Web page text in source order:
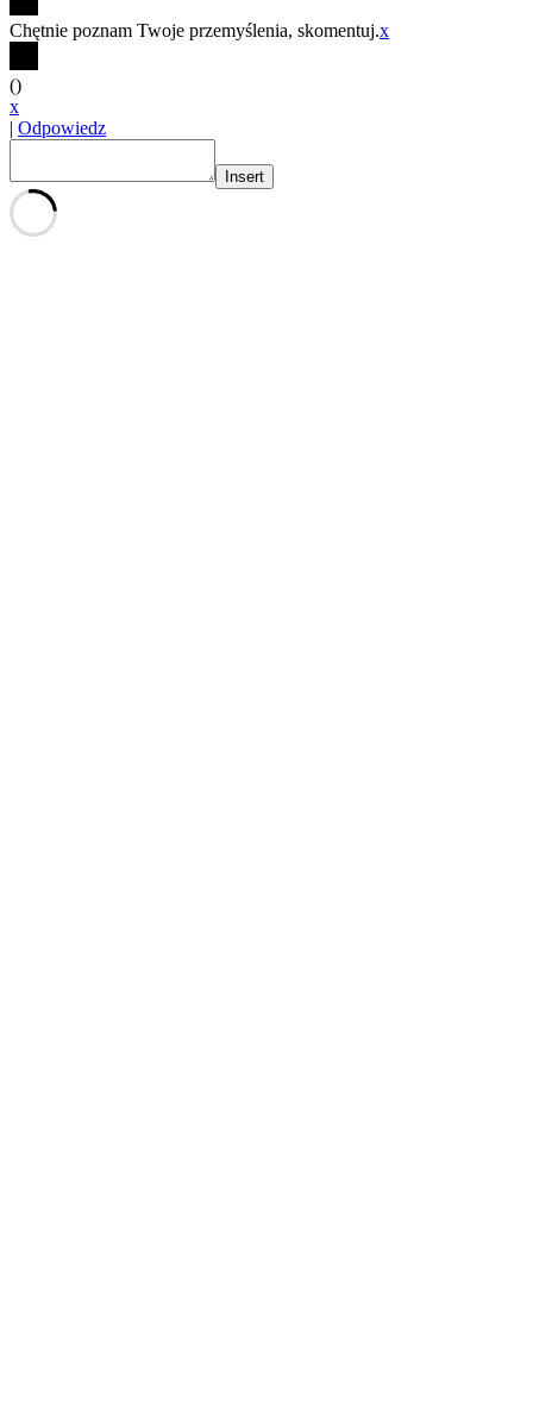
Chętnie poznam Twoje przemyślenia, skomentuj.x
()
x
| Odpowiedz
Insert